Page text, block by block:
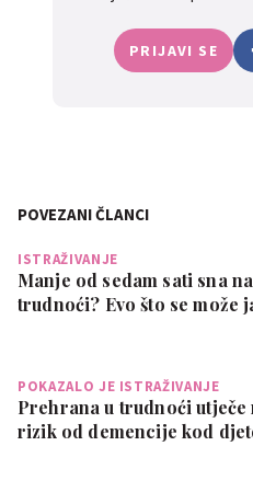
PRIJAVI SE
POVEZANI ČLANCI
ISTRAŽIVANJE
Manje od sedam sati sna
trudnoći? Evo što se može
POKAZALO JE ISTRAŽIVANJE
Prehrana u trudnoći utječe
rizik od demencije kod